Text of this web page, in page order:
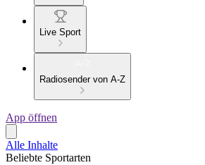
Live Sport
Radiosender von A-Z
App öffnen
Alle Inhalte
Beliebte Sportarten